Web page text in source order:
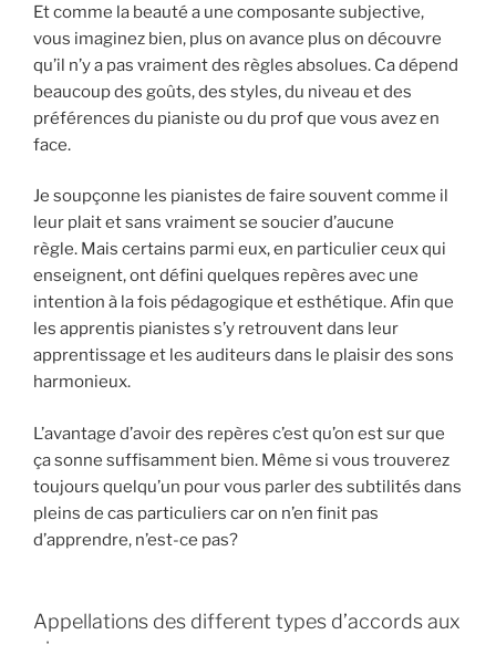
Et comme la beauté a une composante subjective,
vous imaginez bien, plus on avance plus on découvre
qu’il n’y a pas vraiment des règles absolues. Ca dépend
beaucoup des goûts, des styles, du niveau et des
préférences du pianiste ou du prof que vous avez en
face.
Je soupçonne les pianistes de faire souvent comme il
leur plait et sans vraiment se soucier d’aucune
règle. Mais certains parmi eux, en particulier ceux qui
enseignent, ont défini quelques repères avec une
intention à la fois pédagogique et esthétique. Afin que
les apprentis pianistes s’y retrouvent dans leur
apprentissage et les auditeurs dans le plaisir des sons
harmonieux.
L’avantage d’avoir des repères c’est qu’on est sur que
ça sonne suffisamment bien. Même si vous trouverez
toujours quelqu’un pour vous parler des subtilités dans
pleins de cas particuliers car on n’en finit pas
d’apprendre, n’est-ce pas?
Appellations des different types d’accords aux